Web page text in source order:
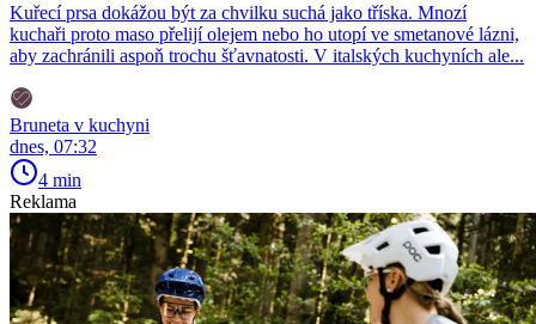
Kuřecí prsa dokážou být za chvilku suchá jako tříska. Mnozí
kuchaři proto maso přelijí olejem nebo ho utopí ve smetanové lázni,
aby zachránili aspoň trochu šťavnatosti. V italských kuchyních ale...
Bruneta v kuchyni
dnes, 07:32
4 min
Reklama